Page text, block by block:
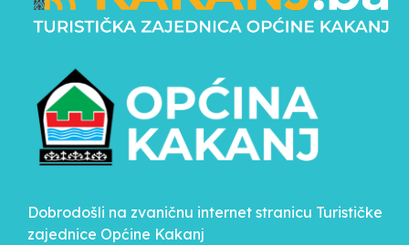
Dobrodošli na zvaničnu internet stranicu Turističke
zajednice Općine Kakanj